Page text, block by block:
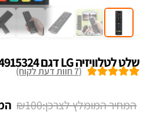
שלט לטלוויזיה LG דגם AKB74915324
(
7חוות דעת לקוח)
₪100